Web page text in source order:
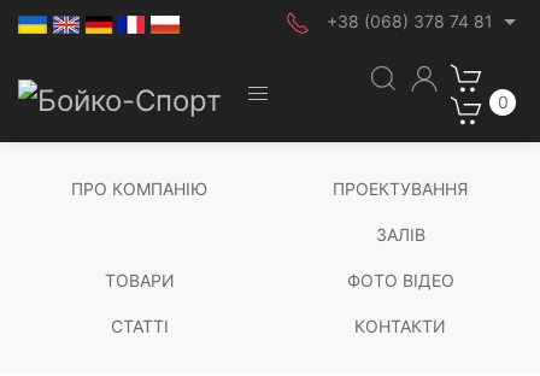
+38 (068) 378 74 81
0
ПРО КОМПАНІЮ ПРОЕКТУВАННЯ
ЗАЛІВ
ТОВАРИ ФОТО ВІДЕО
СТАТТІ КОНТАКТИ